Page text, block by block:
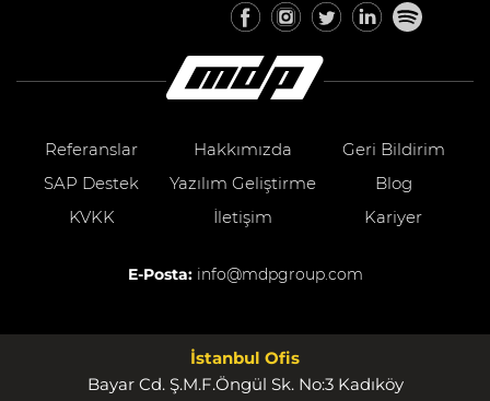
Referanslar Hakkımızda
Geri Bildirim
SAP Destek
Yazılım Geliştirme
Blog
KVKK
İletişim Kariyer
E-Posta: info@mdpgroup.com
İstanbul Ofis
Bayar Cd. Ş.M.F.Öngül Sk. No:3 Kadıköy